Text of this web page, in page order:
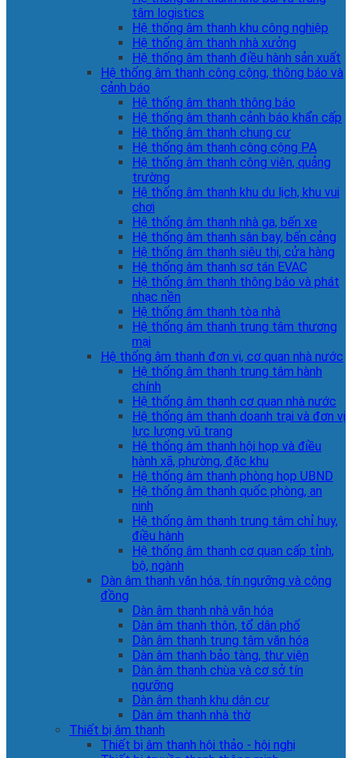
tâm logistics
Hệ thống âm thanh khu công nghiệp
Hệ thống âm thanh nhà xưởng
Hệ thống âm thanh điều hành sản xuất
Hệ thống âm thanh công cộng, thông báo và
cảnh báo
Hệ thống âm thanh thông báo
Hệ thống âm thanh cảnh báo khẩn cấp
Hệ thống âm thanh chung cư
Hệ thống âm thanh công cộng PA
Hệ thống âm thanh công viên, quảng
trường
Hệ thống âm thanh khu du lịch, khu vui
chơi
Hệ thống âm thanh nhà ga, bến xe
Hệ thống âm thanh sân bay, bến cảng
Hệ thống âm thanh siêu thị, cửa hàng
Hệ thống âm thanh sơ tán EVAC
Hệ thống âm thanh thông báo và phát
nhạc nền
Hệ thống âm thanh tòa nhà
Hệ thống âm thanh trung tâm thương
mại
Hệ thống âm thanh đơn vị, cơ quan nhà nước
Hệ thống âm thanh trung tâm hành
chính
Hệ thống âm thanh cơ quan nhà nước
Hệ thống âm thanh doanh trại và đơn vị
lực lượng vũ trang
Hệ thống âm thanh hội họp và điều
hành xã, phường, đặc khu
Hệ thống âm thanh phòng họp UBND
Hệ thống âm thanh quốc phòng, an
ninh
Hệ thống âm thanh trung tâm chỉ huy,
điều hành
Hệ thống âm thanh cơ quan cấp tỉnh,
bộ, ngành
Dàn âm thanh văn hóa, tín ngưỡng và cộng
đồng
Dàn âm thanh nhà văn hóa
Dàn âm thanh thôn, tổ dân phố
Dàn âm thanh trung tâm văn hóa
Dàn âm thanh bảo tàng, thư viện
Dàn âm thanh chùa và cơ sở tín
ngưỡng
Dàn âm thanh khu dân cư
Dàn âm thanh nhà thờ
Thiết bị âm thanh
Thiết bị âm thanh hội thảo - hội nghị